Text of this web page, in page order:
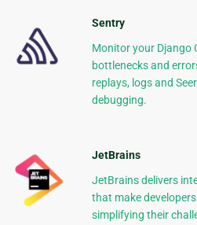
Sentry
Monitor your Django
bottlenecks and
replays, logs and
debugging.
JetBrains
JetBrains delivers
that make
simplifying their